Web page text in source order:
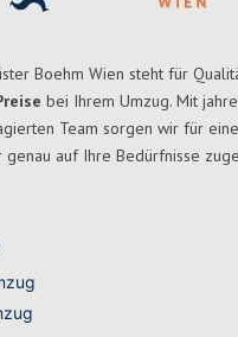
Boehm Wien steht für
bei Ihrem Umzug. Mit
Team sorgen wir für
genau auf Ihre Bedürfnisse